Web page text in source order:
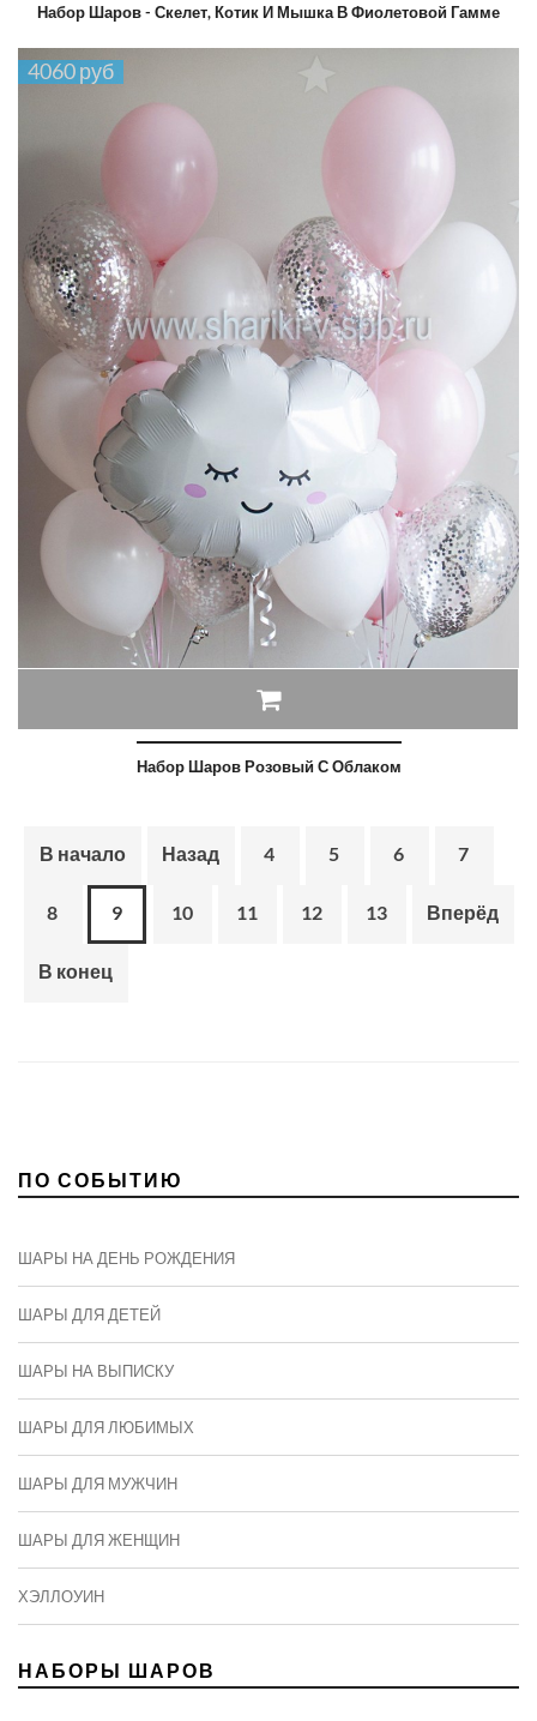
Набор Шаров - Скелет, Котик И Мышка В Фиолетовой Гамме
4060 руб
Набор Шаров Розовый С Облаком
В начало Назад 4 5 6 7
8 9 10 11 12 13 Вперёд
В конец
ПО СОБЫТИЮ
ШАРЫ НА ДЕНЬ РОЖДЕНИЯ
ШАРЫ ДЛЯ ДЕТЕЙ
ШАРЫ НА ВЫПИСКУ
ШАРЫ ДЛЯ ЛЮБИМЫХ
ШАРЫ ДЛЯ МУЖЧИН
ШАРЫ ДЛЯ ЖЕНЩИН
ХЭЛЛОУИН
НАБОРЫ ШАРОВ